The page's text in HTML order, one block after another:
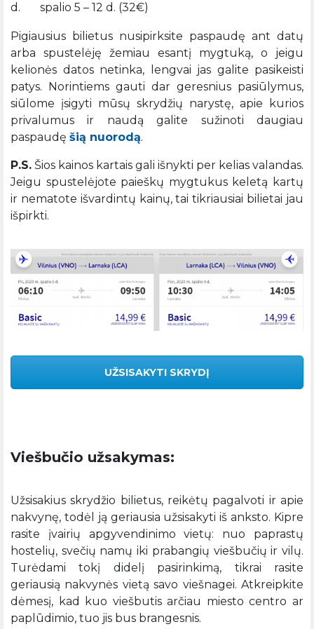
d. spalio 5 – 12 d. (32€)
Pigiausius bilietus nusipirksite paspaudę ant datų
arba spustelėję žemiau esantį mygtuką, o jeigu
kelionės datos netinka, lengvai jas galite pasikeisti
patys. Norintiems gauti dar geresnius pasiūlymus,
siūlome įsigyti mūsų skrydžių narystę, apie kurios
privalumus ir naudą galite sužinoti daugiau
paspaudę šią nuorodą.
P.S. Šios kainos kartais gali išnykti per kelias valandas.
Jeigu spustelėjote paieškų mygtukus keletą kartų
ir nematote išvardintų kainų, tai tikriausiai bilietai jau
išpirkti.
UŽSISAKYTI SKRYDĮ
Viešbučio užsakymas:
Užsisakius skrydžio bilietus, reikėtų pagalvoti ir apie
nakvynę, todėl ją geriausia užsisakyti iš anksto. Kipre
rasite įvairių apgyvendinimo vietų: nuo paprastų
hostelių, svečių namų iki prabangių viešbučių ir vilų.
Turėdami tokį didelį pasirinkimą, tikrai rasite
geriausią nakvynės vietą savo viešnagei. Atkreipkite
dėmesį, kad kuo viešbutis arčiau miesto centro ar
paplūdimio, tuo jis bus brangesnis.